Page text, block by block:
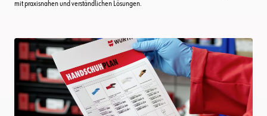
mit praxisnahen und verständlichen Lösungen.